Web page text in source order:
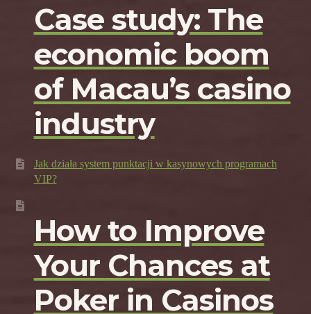
Case study: The
economic boom
of Macau’s casino
industry
Jak działa system punktacji w kasynowych programach
VIP?
How to Improve
Your Chances at
Poker in Casinos